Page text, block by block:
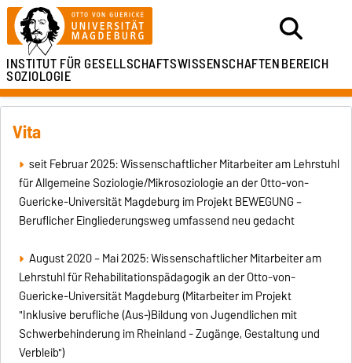
INSTITUT FÜRGESELLSCHAFTSWISSENSCHAFTENBEREICH
SOZIOLOGIE
Vita
seit Februar 2025: Wissenschaftlicher Mitarbeiter am Lehrstuhl
für Allgemeine Soziologie/Mikrosoziologie an der Otto-von-
Guericke-Universität Magdeburg im Projekt BEWEGUNG –
Beruflicher Eingliederungsweg umfassend neu gedacht
August 2020 – Mai 2025: Wissenschaftlicher Mitarbeiter am
Lehrstuhl für Rehabilitationspädagogik an der Otto-von-
Guericke-Universität Magdeburg (Mitarbeiter im Projekt
"Inklusive berufliche (Aus-)Bildung von Jugendlichen mit
Schwerbehinderung im Rheinland - Zugänge, Gestaltung und
Verbleib")